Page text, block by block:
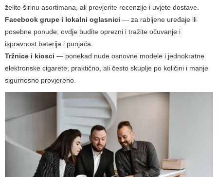
želite širinu asortimana, ali provjerite recenzije i uvjete dostave.
Facebook grupe i lokalni oglasnici — za rabljene uređaje ili
posebne ponude; ovdje budite oprezni i tražite očuvanje i
ispravnost baterija i punjača.
Tržnice i kiosci — ponekad nude osnovne modele i jednokratne
elektronske cigarete; praktično, ali često skuplje po količini i manje
sigurnosno provjereno.